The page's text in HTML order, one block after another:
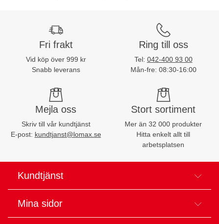
Fri frakt
Vid köp över 999 kr
Snabb leverans
Ring till oss
Tel: 042-400 93 00
Mån-fre: 08:30-16:00
Mejla oss
Skriv till vår kundtjänst
E-post: kundtjanst@lomax.se
Stort sortiment
Mer än 32 000 produkter
Hitta enkelt allt till
arbetsplatsen
Kundtjänst
Mina sidor